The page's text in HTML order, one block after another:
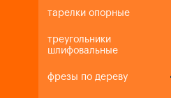
тарелки опорные
треугольники
шлифовальные
фрезы по дереву